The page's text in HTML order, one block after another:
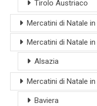
Tirolo Austriaco
Mercatini di Natale in
Mercatini di Natale
Alsazia
Mercatini di Natale
Baviera